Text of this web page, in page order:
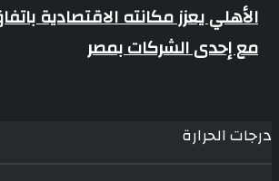
الأهلي يعزز مكانته الاقتصادية
مع إحدى الشركات بمصر
درجات الحرارة